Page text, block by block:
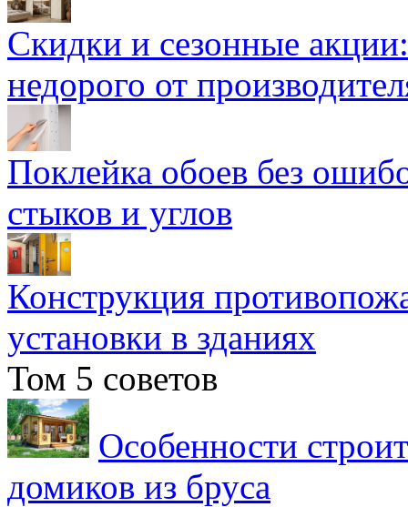
Скидки и сезонные
недорого от
Поклейка обоев без
стыков и углов
Конструкция
установки в зданиях
Том 5 советов
Особенности
домиков из бруса